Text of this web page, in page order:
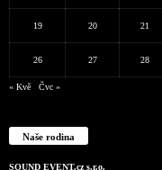
19 20 21
26 27 28
« Kvě Čvc »
Naše rodina
SOUND EVENT.cz s.r.o.